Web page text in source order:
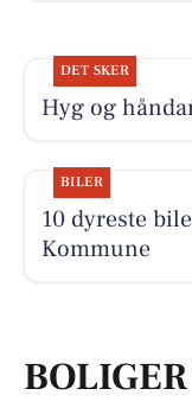
DET SKER
Hyg og
BILER
10 dyreste
Kommune